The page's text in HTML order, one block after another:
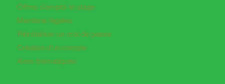
Offres d’emploi et stage
Mentions légales
Réinitialiser un mot de passe
Création d’un compte
Axes thématiques